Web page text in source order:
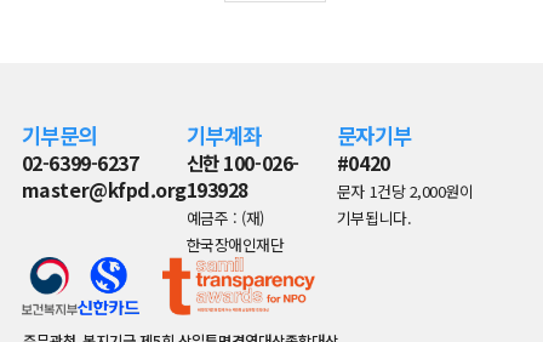
기부문의
02-6399-6237
master@kfpd.org
기부계좌
신한 100-026-
193928
예금주 : (재)
한국장애인재단
문자기부
#0420
문자 1건당 2,000원이
기부됩니다.